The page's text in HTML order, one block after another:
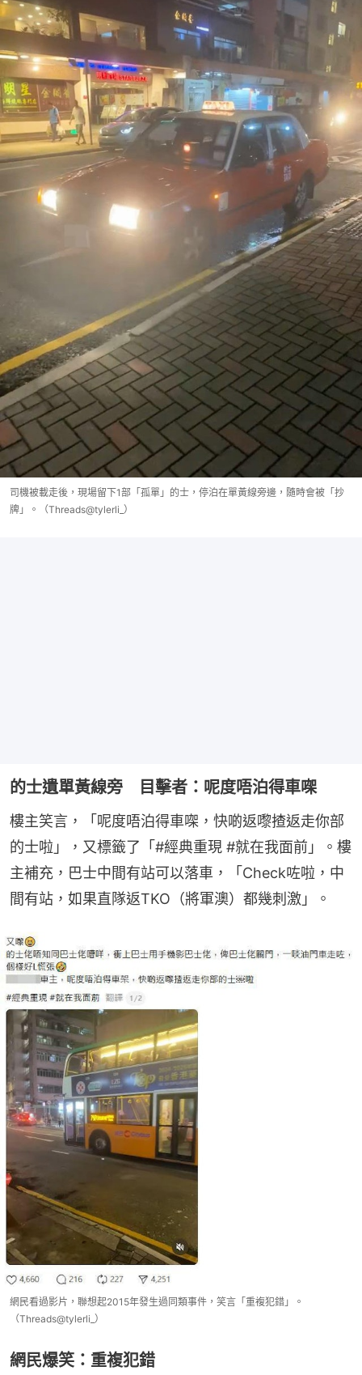
司機被載走後，現場留下1部「孤單」的士，停泊在單黃線旁邊，隨時會被「抄
牌」。（Threads@tylerli_）
的士遺單黃線旁 目擊者：呢度唔泊得車㗎
樓主笑言，「呢度唔泊得車㗎，快啲返嚟揸返走你部
的士啦」，又標籤了「#經典重現 #就在我面前」。樓
主補充，巴士中間有站可以落車，「Check咗啦，中
間有站，如果直隊返TKO（將軍澳）都幾刺激」。
網民看過影片，聯想起2015年發生過同類事件，笑言「重複犯錯」。
（Threads@tylerli_）
網民爆笑：重複犯錯